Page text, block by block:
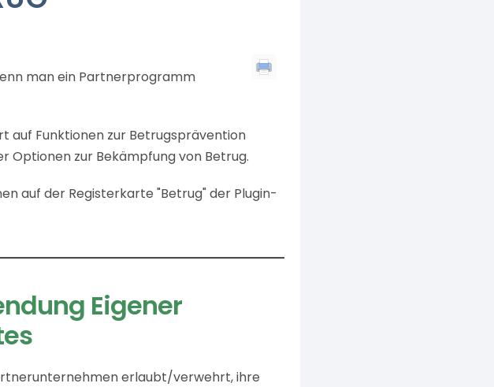
man ein Partnerprogramm
auf Funktionen zur Betrugsprävention
Optionen zur Bekämpfung von Betrug.
auf der Registerkarte "Betrug" der Plugin-
Eigener
erlaubt/verwehrt, ihre